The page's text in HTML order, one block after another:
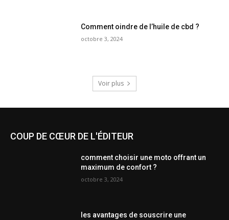
Comment oindre de l’huile de cbd ?
octobre 3, 2024
Voir plus
COUP DE CŒUR DE L'ÉDITEUR
comment choisir une moto offrant un
maximum de confort ?
octobre 3, 2024
les avantages de souscrire une